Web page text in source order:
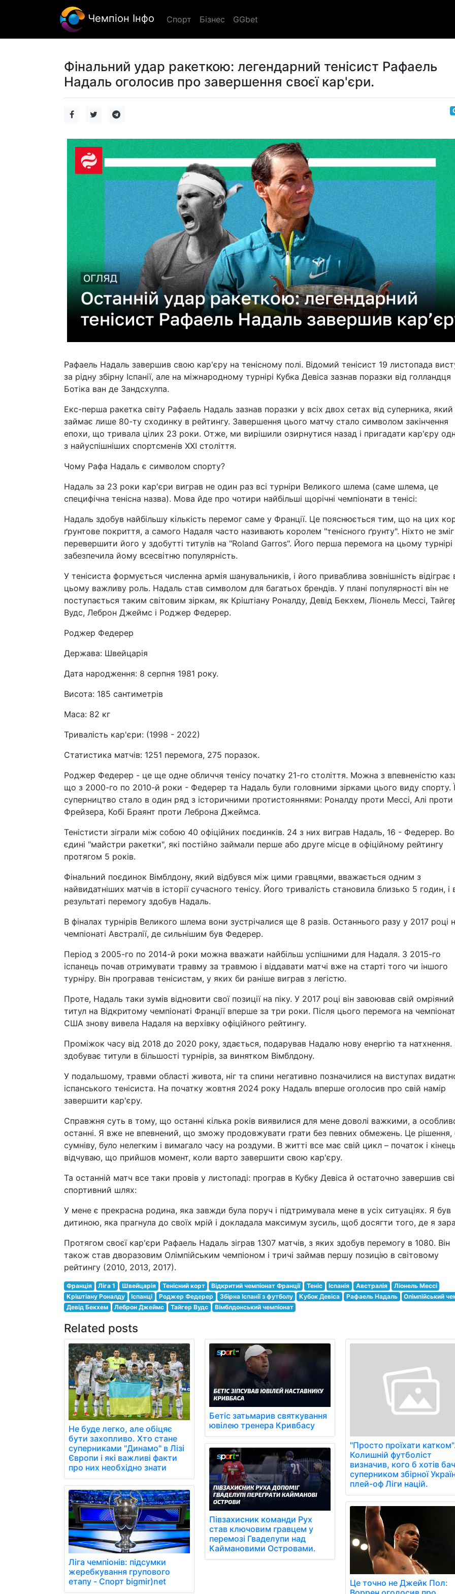
Чемпіон Інфо Спорт Бізнес GGbet
Фінальний удар ракеткою: легендарний тенісист Рафаель
Надаль оголосив про завершення своєї кар'єри.
Рафаель Надаль завершив свою кар'єру на тенісному полі. Відомий тенісист 19 листопада
за рідну збірну Іспанії, але на міжнародному турнірі Кубка Девіса зазнав поразки від голландця
Ботіка ван де Зандсхулпа.
Екс-перша ракетка світу Рафаель Надаль зазнав поразки у всіх двох сетах від суперника, який
займає лише 80-ту сходинку в рейтингу. Завершення цього матчу стало символом закінчення
епохи, що тривала цілих 23 роки. Отже, ми вирішили озирнутися назад і пригадати кар'єру
з найуспішніших спортсменів XXI століття.
Чому Рафа Надаль є символом спорту?
Надаль за 23 роки кар'єри виграв не один раз всі турніри Великого шлема (саме шлема, це
специфічна тенісна назва). Мова йде про чотири найбільші щорічні чемпіонати в тенісі:
Надаль здобув найбільшу кількість перемог саме у Франції. Це пояснюється тим, що на цих
ґрунтове покриття, а самого Надаля часто називають королем "тенісного ґрунту". Ніхто не зміг
перевершити його у здобутті титулів на "Roland Garros". Його перша перемога на цьому турнірі
забезпечила йому всесвітню популярність.
У тенісиста формується численна армія шанувальників, і його приваблива зовнішність відіграє
цьому важливу роль. Надаль став символом для багатьох брендів. У плані популярності він не
поступається таким світовим зіркам, як Кріштіану Роналду, Девід Бекхем, Ліонель Мессі,
Вудс, Леброн Джеймс і Роджер Федерер.
Роджер Федерер
Держава: Швейцарія
Дата народження: 8 серпня 1981 року.
Висота: 185 сантиметрів
Маса: 82 кг
Тривалість кар'єри: (1998 - 2022)
Статистика матчів: 1251 перемога, 275 поразок.
Роджер Федерер - це ще одне обличчя тенісу початку 21-го століття. Можна з впевненістю
що з 2000-го по 2010-й роки - Федерер та Надаль були головними зірками цього виду спорту.
суперництво стало в один ряд з історичними протистояннями: Роналду проти Мессі, Алі проти
Фрейзера, Кобі Браянт проти Леброна Джеймса.
Теністисти зіграли між собою 40 офіційних поєдинків. 24 з них виграв Надаль, 16 - Федерер.
єдині "майстри ракетки", які постійно займали перше або друге місце в офіційному рейтингу
протягом 5 років.
Фінальний поєдинок Вімблдону, який відбувся між цими гравцями, вважається одним з
найвидатніших матчів в історії сучасного тенісу. Його тривалість становила близько 5 годин, і
результаті перемогу здобув Надаль.
В фіналах турнірів Великого шлема вони зустрічалися ще 8 разів. Останнього разу у 2017 році
чемпіонаті Австралії, де сильнішим був Федерер.
Період з 2005-го по 2014-й роки можна вважати найбільш успішними для Надаля. З 2015-го
іспанець почав отримувати травму за травмою і віддавати матчі вже на старті того чи іншого
турніру. Він програвав тенісистам, у яких би раніше виграв з легістю.
Проте, Надаль таки зумів відновити свої позиції на піку. У 2017 році він завоював свій омріяний
титул на Відкритому чемпіонаті Франції вперше за три роки. Після цього перемога на
США знову вивела Надаля на верхівку офіційного рейтингу.
Проміжок часу від 2018 до 2020 року, здається, подарував Надалю нову енергію та натхнення.
здобуває титули в більшості турнірів, за винятком Вімблдону.
У подальшому, травми області живота, ніг та спини негативно позначилися на виступах
іспанського тенісиста. На початку жовтня 2024 року Надаль вперше оголосив про свій намір
завершити кар'єру.
Справжня суть в тому, що останні кілька років виявилися для мене доволі важкими, а
останні. Я вже не впевнений, що зможу продовжувати грати без певних обмежень. Це рішення,
сумніву, було нелегким і вимагало часу на роздуми. В житті все має свій цикл – початок і
відчуваю, що прийшов момент, коли варто завершити свою кар'єру.
Та останній матч все таки провів у листопаді: програв в Кубку Девіса й остаточно завершив
спортивний шлях:
У мене є прекрасна родина, яка завжди була поруч і підтримувала мене в усіх ситуаціях. Я був
дитиною, яка прагнула до своїх мрій і докладала максимум зусиль, щоб досягти того, де я
Протягом своєї кар'єри Рафаель Надаль зіграв 1307 матчів, з яких здобув перемогу в 1080. Він
також став дворазовим Олімпійським чемпіоном і тричі займав першу позицію в світовому
рейтингу (2010, 2013, 2017).
Франція Ліга 1 Швейцарія Тенісний корт Відкритий чемпіонат Франції Теніс Іспанія Австралія
Ліонель Мессі
Кріштіану Роналду
Іспанці Роджер Федерер Збірна Іспанії з футболу Кубок Девіса Рафаель Надаль
Олімпійський
Девід Бекхем
Леброн Джеймс Тайгер Вудс Вімблдонський чемпіонат
Related posts
Не буде легко, але обіцяє
бути захопливо. Хто стане
суперниками "Динамо" в Лізі
Європи і які важливі факти
про них необхідно знати
Ліга чемпіонів: підсумки
жеребкування групового
етапу - Спорт bigmir)net
Бетіс затьмарив святкування
ювілею тренера Кривбасу
Півзахисник команди Рух
став ключовим гравцем у
перемозі Гваделупи над
Каймановими Островами.
"Просто проїхати
Колишній футболіст
визначив, кого б хотів
суперником збірної
плей-оф Ліги націй.
Це точно не Джейк Пол: